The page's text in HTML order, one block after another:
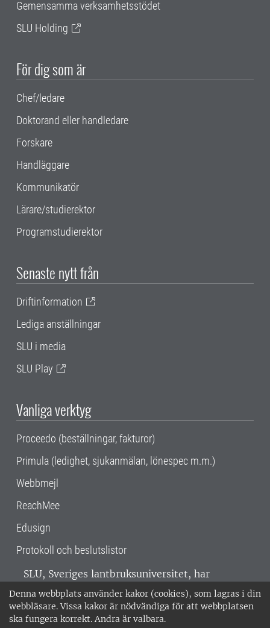
Denna webbplats använder kakor (cookies), som lagras i din
webbläsare. Vissa kakor är nödvändiga för att webbplatsen
ska fungera korrekt. Andra är valbara.
Gemensamma verksamhetsstödet
SLU Holding
För dig som är
Chef/ledare
Doktorand eller handledare
Forskare
Handläggare
Kommunikatör
Lärare/studierektor
Programstudierektor
Senaste nytt från
Driftinformation
Lediga anställningar
SLU i media
SLU Play
Vanliga verktyg
Proceedo (beställningar, fakturor)
Primula (ledighet, sjukanmälan, lönespec m.m.)
Webbmejl
ReachMee
Edusign
Protokoll och beslutslistor
SLU, Sveriges lantbruksuniversitet, har
verksamhet över hela Sverige. Huvudorter är
Alnarp, Uppsala och Umeå.SLU är
miljöcertifierat enligt ISO 14001. •